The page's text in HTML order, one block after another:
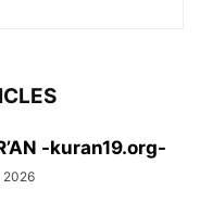
-kuran19.org-
2026